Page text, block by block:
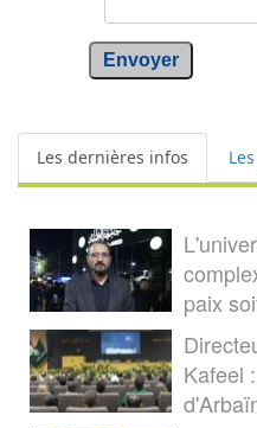
Envoyer
Les dernières infos
paix
Kafeel